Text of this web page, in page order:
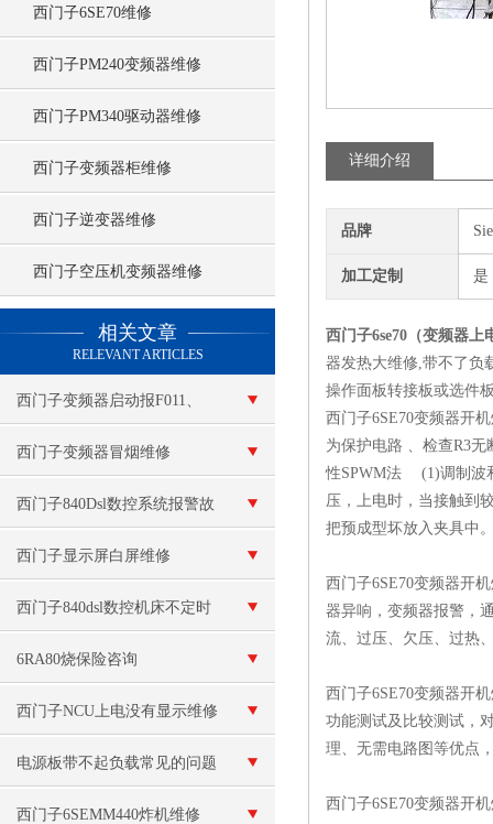
西门子6SE70维修
西门子PM240变频器维修
西门子PM340驱动器维修
西门子变频器柜维修
西门子逆变器维修
西门子空压机变频器维修
相关文章
RELEVANT ARTICLES
西门子变频器启动报F011、
F015维修
西门子变频器冒烟维修
西门子840Dsl数控系统报警故
障的维修
西门子显示屏白屏维修
西门子840dsl数控机床不定时
重启
6RA80烧保险咨询
西门子NCU上电没有显示维修
电源板带不起负载常见的问题
西门子6SEMM440炸机维修
详细介绍
品牌
加工定制 是
西门子6se70（变频器
器发热大维修,带不了负
操作面板转接板或选件
西门子6SE70变频器开
为保护电路 、检查R3
性SPWM法 (1)调制波
压，上电时，当接触到
把预成型坏放入夹具中
西门子6SE70变频器开
器异响，变频器报警，
流、过压、欠压、过热
西门子6SE70变频器开
功能测试及比较测试，
理、无需电路图等优点
西门子6SE70变频器开